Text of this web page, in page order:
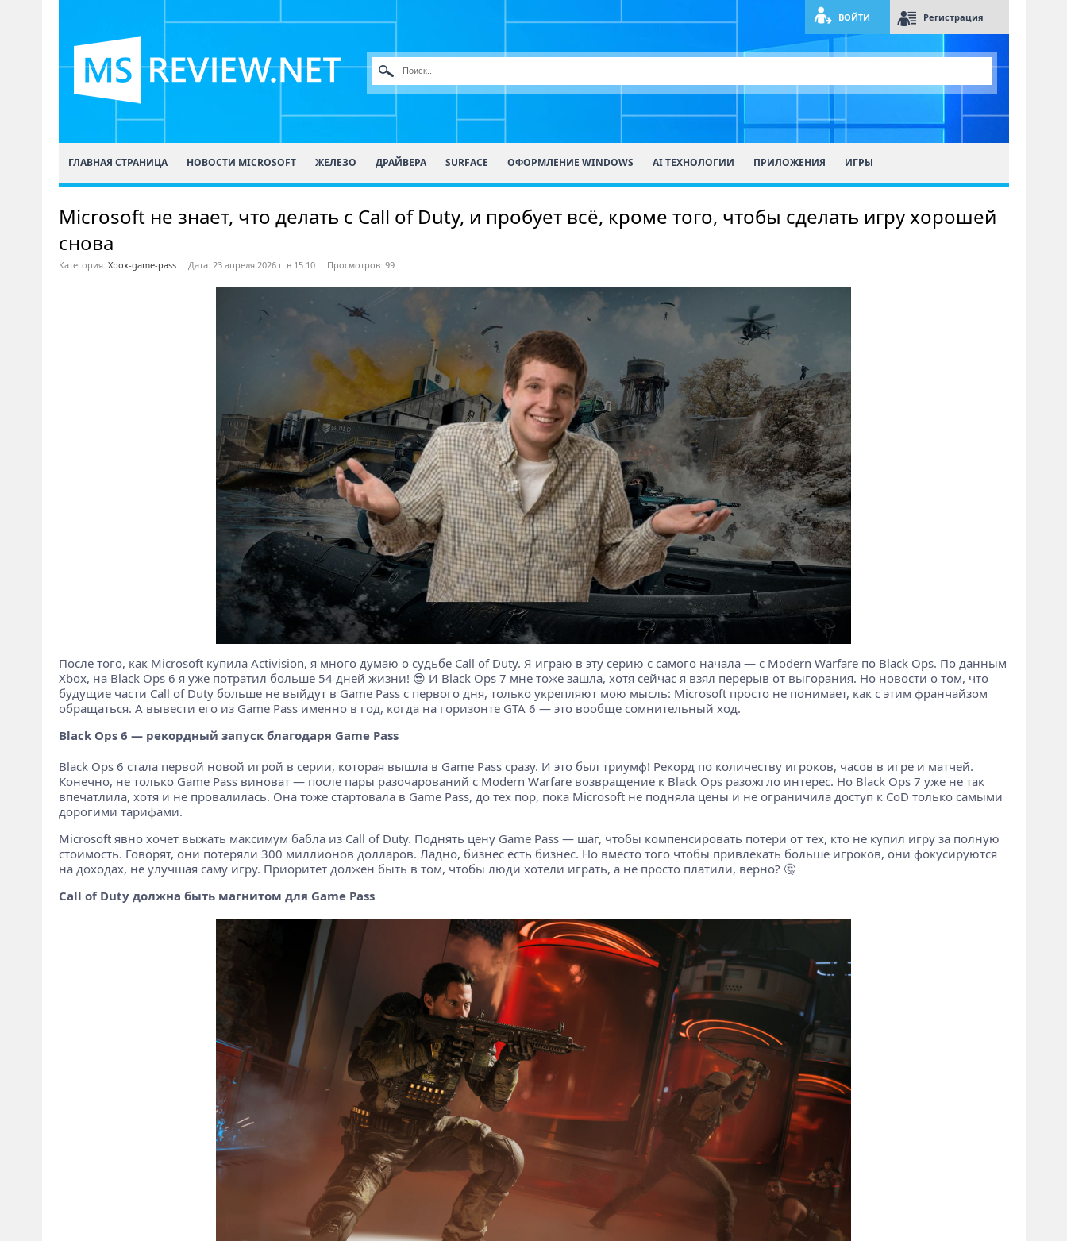
ВОЙТИ Регистрация
ГЛАВНАЯ СТРАНИЦА НОВОСТИ MICROSOFT ЖЕЛЕЗО ДРАЙВЕРА SURFACE ОФОРМЛЕНИЕ WINDOWS AI ТЕХНОЛОГИИ ПРИЛОЖЕНИЯ ИГРЫ
Microsoft не знает, что делать с Call of Duty, и пробует всё, кроме того, чтобы сделать игру хорошей
снова
Категория: Xbox-game-pass Дата: 23 апреля 2026 г. в 15:10 Просмотров: 99
После того, как Microsoft купила Activision, я много думаю о судьбе Call of Duty. Я играю в эту серию с самого начала — с Modern Warfare по Black Ops. По данным
Xbox, на Black Ops 6 я уже потратил больше 54 дней жизни! 😎 И Black Ops 7 мне тоже зашла, хотя сейчас я взял перерыв от выгорания. Но новости о том, что
будущие части Call of Duty больше не выйдут в Game Pass с первого дня, только укрепляют мою мысль: Microsoft просто не понимает, как с этим франчайзом
обращаться. А вывести его из Game Pass именно в год, когда на горизонте GTA 6 — это вообще сомнительный ход.
Black Ops 6 — рекордный запуск благодаря Game Pass
Black Ops 6 стала первой новой игрой в серии, которая вышла в Game Pass сразу. И это был триумф! Рекорд по количеству игроков, часов в игре и матчей.
Конечно, не только Game Pass виноват — после пары разочарований с Modern Warfare возвращение к Black Ops разожгло интерес. Но Black Ops 7 уже не так
впечатлила, хотя и не провалилась. Она тоже стартовала в Game Pass, до тех пор, пока Microsoft не подняла цены и не ограничила доступ к CoD только самыми
дорогими тарифами.
Microsoft явно хочет выжать максимум бабла из Call of Duty. Поднять цену Game Pass — шаг, чтобы компенсировать потери от тех, кто не купил игру за полную
стоимость. Говорят, они потеряли 300 миллионов долларов. Ладно, бизнес есть бизнес. Но вместо того чтобы привлекать больше игроков, они фокусируются
на доходах, не улучшая саму игру. Приоритет должен быть в том, чтобы люди хотели играть, а не просто платили, верно? 🤔
Call of Duty должна быть магнитом для Game Pass